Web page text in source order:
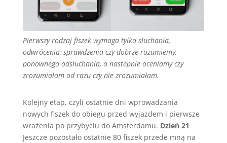
Pierwszy rodzaj fiszek wymaga tylko słuchania,
odwrócenia, sprawdzenia czy dobrze rozumiemy,
ponownego odsłuchania, a nastepnie oceniamy czy
zrozumiałam od razu czy nie zrozumiałam.
Kolejny etap, czyli ostatnie dni wprowadzania
nowych fiszek do obiegu przed wyjazdem i pierwsze
wrażenia po przybyciu do Amsterdamu. Dzień 21
Jeszcze pozostało ostatnie 80 fiszek przede mną na